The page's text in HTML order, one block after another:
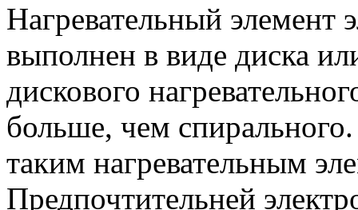
Нагревательный элемент
выполнен в виде диска
дискового
больше, чем
таким нагревательным
Предпочтительней